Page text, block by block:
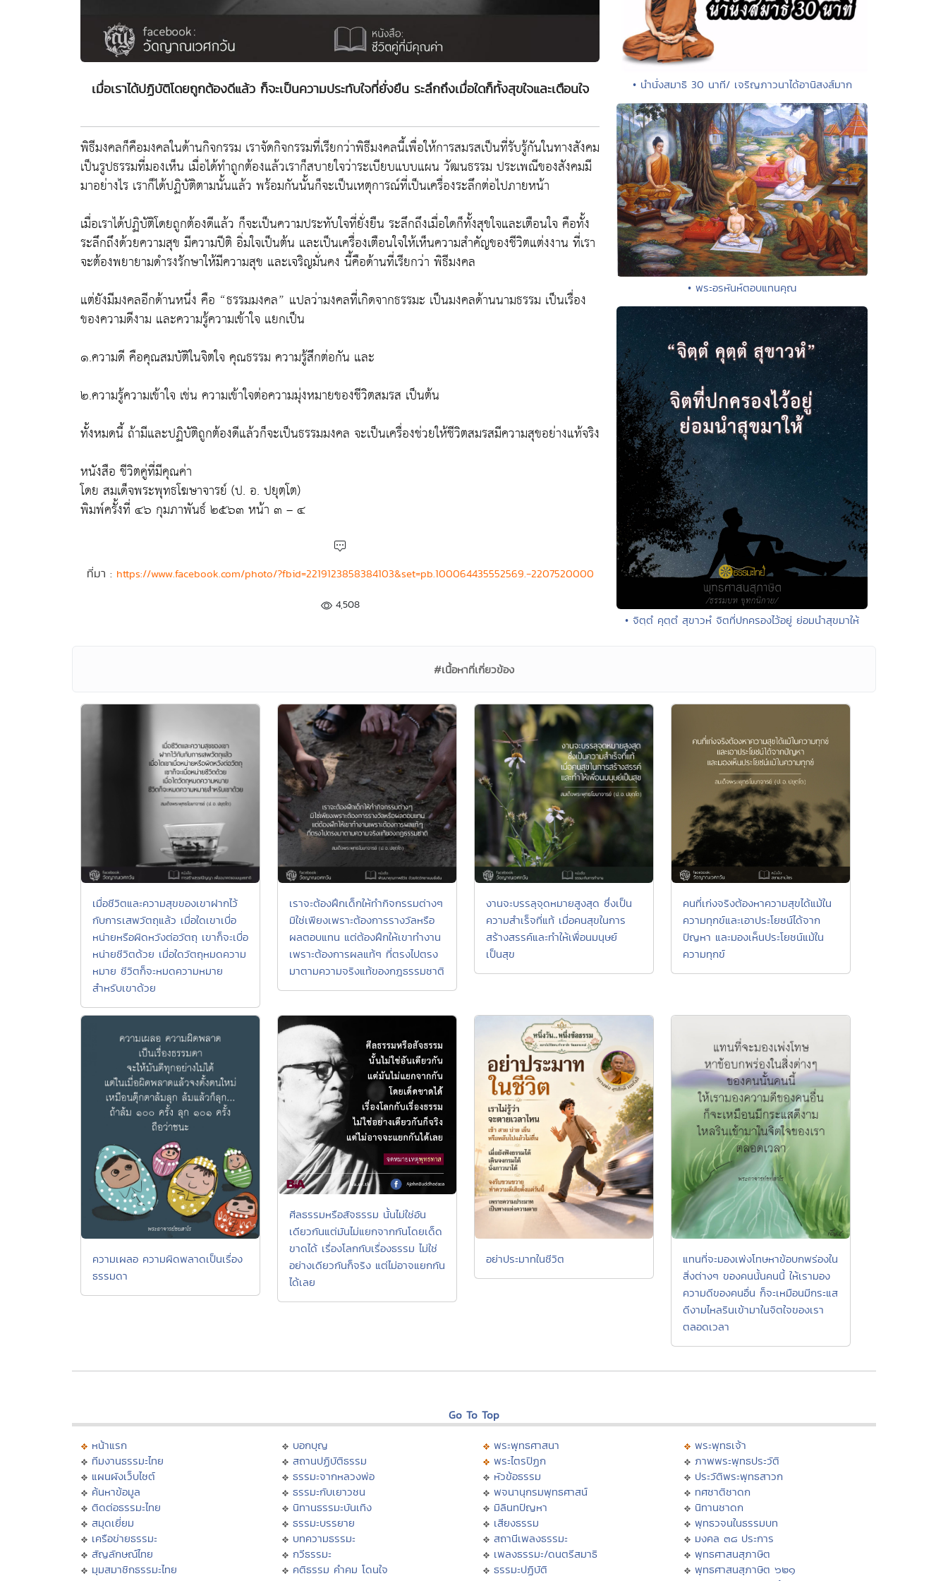
เมื่อเราได้ปฏิบัติโดยถูกต้องดีแล้ว ก็จะเป็นความประทับใจที่ยั่งยืน ระลึกถึงเมื่อใดก็ทั้งสุขใจและเตือนใจ
พิธีมงคลก็คือมงคลในด้านกิจกรรม เราจัดกิจกรรมที่เรียกว่าพิธีมงคลนี้เพื่อให้การสมรสเป็นที่รับรู้กันในทางสังคม
เป็นรูปธรรมที่มองเห็น เมื่อได้ทำถูกต้องแล้วเราก็สบายใจว่าระเบียบแบบแผน วัฒนธรรม ประเพณีของสังคมมี
มาอย่างไร เราก็ได้ปฏิบัติตามนั้นแล้ว พร้อมกันนั้นก็จะเป็นเหตุการณ์ที่เป็นเครื่องระลึกต่อไปภายหน้า
เมื่อเราได้ปฏิบัติโดยถูกต้องดีแล้ว ก็จะเป็นความประทับใจที่ยั่งยืน ระลึกถึงเมื่อใดก็ทั้งสุขใจและเตือนใจ คือทั้ง
ระลึกถึงด้วยความสุข มีความปีติ อิ่มใจเป็นต้น และเป็นเครื่องเตือนใจให้เห็นความสำคัญของชีวิตแต่งงาน ที่เรา
จะต้องพยายามดำรงรักษาให้มีความสุข และเจริญมั่นคง นี้คือด้านที่เรียกว่า พิธีมงคล
แต่ยังมีมงคลอีกด้านหนึ่ง คือ “ธรรมมงคล” แปลว่ามงคลที่เกิดจากธรรมะ เป็นมงคลด้านนามธรรม เป็นเรื่อง
ของความดีงาม และความรู้ความเข้าใจ แยกเป็น
๑.ความดี คือคุณสมบัติในจิตใจ คุณธรรม ความรู้สึกต่อกัน และ
๒.ความรู้ความเข้าใจ เช่น ความเข้าใจต่อความมุ่งหมายของชีวิตสมรส เป็นต้น
ทั้งหมดนี้ ถ้ามีและปฏิบัติถูกต้องดีแล้วก็จะเป็นธรรมมงคล จะเป็นเครื่องช่วยให้ชีวิตสมรสมีความสุขอย่างแท้จริง
หนังสือ ชีวิตคู่ที่มีคุณค่า
โดย สมเด็จพระพุทธโฆษาจารย์ (ป. อ. ปยุตฺโต)
พิมพ์ครั้งที่ ๔๖ กุมภาพันธ์ ๒๕๖๓ หน้า ๓ – ๔
ที่มา : https://www.facebook.com/photo/?fbid=2219123858384103&set=pb.100064435552569.-2207520000
4,508
• นำนั่งสมาธิ 30 นาที/ เจริญภาวนาได้อานิสงส์มาก
• พระอรหันห์ตอบแทนคุณ
• จิตฺตํ คุตฺตํ สุขาวหํ จิตที่ปกครองไว้อยู่ ย่อมนำสุขมาให้
#เนื้อหาที่เกี่ยวข้อง
เมื่อชีวิตและความสุขของเขาฝากไว้
กับการเสพวัตถุแล้ว เมื่อใดเขาเบื่อ
หน่ายหรือผิดหวังต่อวัตถุ เขาก็จะเบื่อ
หน่ายชีวิตด้วย เมื่อใดวัตถุหมดความ
หมาย ชีวิตก็จะหมดความหมาย
สำหรับเขาด้วย
เราจะต้องฝึกเด็กให้ทำกิจกรรมต่างๆ
มิใช่เพียงเพราะต้องการรางวัลหรือ
ผลตอบแทน แต่ต้องฝึกให้เขาทำงาน
เพราะต้องการผลแท้ๆ ที่ตรงไปตรง
มาตามความจริงแท้ของกฎธรรมชาติ
งานจะบรรลุจุดหมายสูงสุด ซึ่งเป็น
ความสำเร็จที่แท้ เมื่อคนสุขในการ
สร้างสรรค์และทำให้เพื่อนมนุษย์
เป็นสุข
คนที่เก่งจริงต้องหาความสุขได้แม้ใน
ความทุกข์และเอาประโยชน์ได้จาก
ปัญหา และมองเห็นประโยชน์แม้ใน
ความทุกข์
ความเผลอ ความผิดพลาดเป็นเรื่อง
ธรรมดา
ศีลธรรมหรือสัจธรรม นั้นไม่ใช่อัน
เดียวกันแต่มันไม่แยกจากกันโดยเด็ด
ขาดได้ เรื่องโลกกับเรื่องธรรม ไม่ใช่
อย่างเดียวกันก็จริง แต่ไม่อาจแยกกัน
ได้เลย
อย่าประมาทในชีวิต
แทนที่จะมองเพ่งโทษหาข้อบกพร่องใน
สิ่งต่างๆ ของคนนั้นคนนี้ ให้เรามอง
ความดีของคนอื่น ก็จะเหมือนมีกระแส
ดีงามไหลรินเข้ามาในจิตใจของเรา
ตลอดเวลา
Go To Top
หน้าแรก
ทีมงานธรรมะไทย
แผนผังเว็บไซต์
ค้นหาข้อมูล
ติดต่อธรรมะไทย
สมุดเยี่ยม
เครือข่ายธรรมะ
สัญลักษณ์ไทย
มุมสมาชิกธรรมะไทย
บอกบุญ
สถานปฏิบัติธรรม
ธรรมะจากหลวงพ่อ
ธรรมะกับเยาวชน
นิทานธรรมะบันเทิง
ธรรมะบรรยาย
บทความธรรมะ
กวีธรรมะ
คติธรรม คำคม โดนใจ
พระพุทธศาสนา
พระไตรปิฏก
หัวข้อธรรม
พจนานุกรมพุทธศาสน์
มิลินทปัญหา
เสียงธรรม
สถานีเพลงธรรมะ
เพลงธรรมะ/ดนตรีสมาธิ
ธรรมะปฏิบัติ
พระพุทธเจ้า
ภาพพระพุทธประวัติ
ประวัติพระพุทธสาวก
ทศชาติชาดก
นิทานชาดก
พุทธวจนในธรรมบท
มงคล ๓๘ ประการ
พุทธศาสนสุภาษิต
พุทธศาสนสุภาษิต ๖๒๑